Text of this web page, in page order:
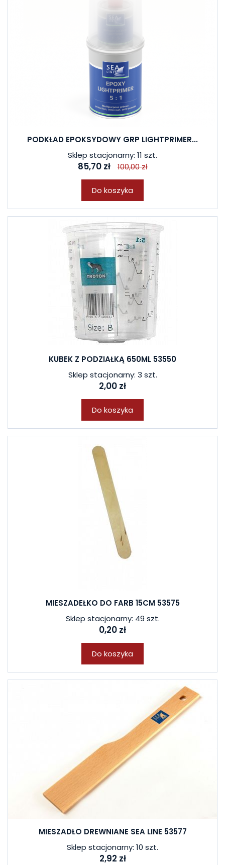
PODKŁAD EPOKSYDOWY GRP LIGHTPRIMER...
Sklep stacjonarny: 11 szt.
85,70 zł 100,00 zł
Do koszyka
KUBEK Z PODZIAŁKĄ 650ML 53550
Sklep stacjonarny: 3 szt.
2,00 zł
Do koszyka
MIESZADEŁKO DO FARB 15CM 53575
Sklep stacjonarny: 49 szt.
0,20 zł
Do koszyka
MIESZADŁO DREWNIANE SEA LINE 53577
Sklep stacjonarny: 10 szt.
2,92 zł